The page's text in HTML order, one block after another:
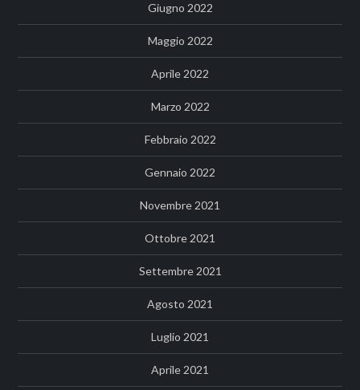
Giugno 2022
Maggio 2022
Aprile 2022
Marzo 2022
Febbraio 2022
Gennaio 2022
Novembre 2021
Ottobre 2021
Settembre 2021
Agosto 2021
Luglio 2021
Aprile 2021